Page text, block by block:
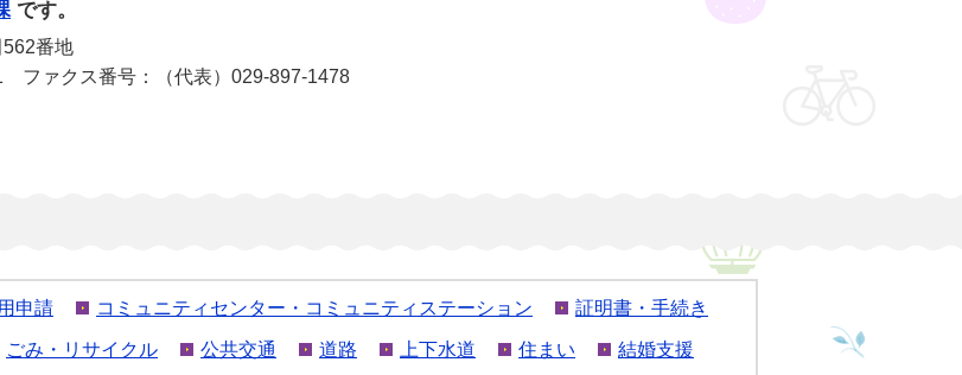
です。
番地
ファクス番号：（代表）029-897-1478
申請 コミュニティセンター・コミュニティステーション 証明書・手続き
ごみ・リサイクル 公共交通 道路 上下水道 住まい 結婚支援